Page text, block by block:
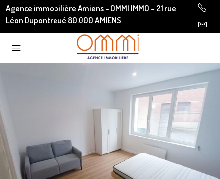
Agence immobilière Amiens - OMMI IMMO - 21 rue
Léon Dupontreué 80.000 AMIENS